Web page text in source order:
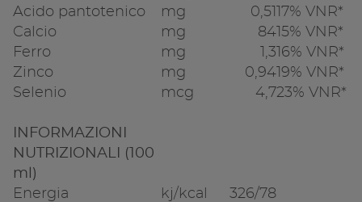
Acido pantotenico
mg 0,51
17% VNR*
Calcio
mg 84 15% VNR*
Ferro
mg 1,3 16% VNR*
Zinco
mg 0,94 19% VNR*
Selenio
mcg 4,723% VNR*
INFORMAZIONI
NUTRIZIONALI (100
ml)
Energia
kj/kcal
326/78